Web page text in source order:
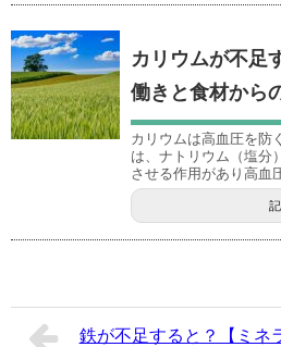
カリウムが不足
働きと食材から
カリウムは高血圧を防
は、ナトリウム（塩分
させる作用があり高血
鉄が不足すると？【ミネ